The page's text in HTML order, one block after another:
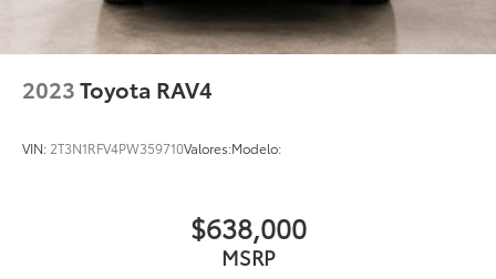
2023Toyota RAV4
VIN: 2T3N1RFV4PW359710Valores:Modelo:
$638,000
MSRP